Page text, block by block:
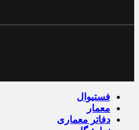
فستیوال
معمار
دفاتر معماری